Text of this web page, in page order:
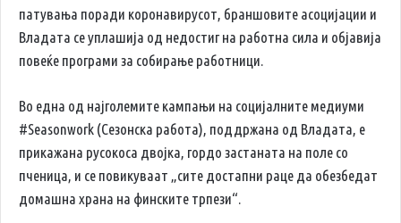
патувања поради коронавирусот, браншовите асоцијации и
Владата се уплашија од недостиг на работна сила и објавија
повеќе програми за собирање работници.
Во една од најголемите кампањи на социјалните медиуми
#Seasonwork (Сезонска работа), поддржана од Владата, е
прикажана русокоса двојка, гордо застаната на поле со
пченица, и се повикуваат „сите достапни раце да обезбедат
домашна храна на финските трпези“.